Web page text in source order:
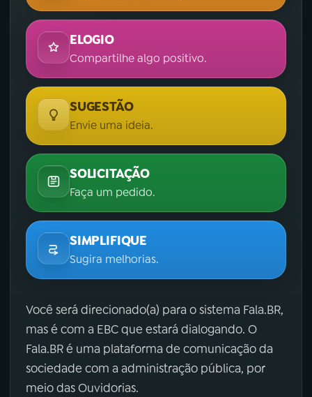
ELOGIO
Compartilhe algo positivo.
SUGESTÃO
Envie uma ideia.
SOLICITAÇÃO
Faça um pedido.
SIMPLIFIQUE
Sugira melhorias.
Você será direcionado(a) para o sistema Fala.BR,
mas é com a EBC que estará dialogando. O
Fala.BR é uma plataforma de comunicação da
sociedade com a administração pública, por
meio das Ouvidorias.